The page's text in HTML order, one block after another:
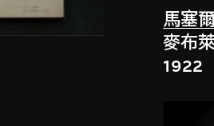
馬塞
麥布
1922